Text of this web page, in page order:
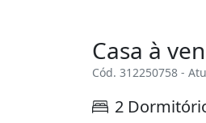
Casa à
Cód. 312250758 -
2